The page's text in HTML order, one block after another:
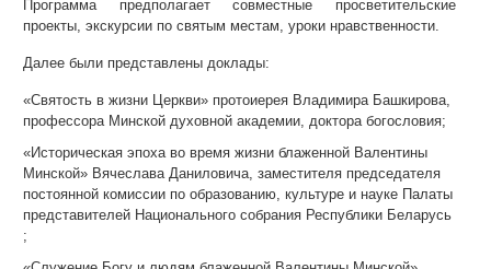
Программа предполагает совместные просветительские
проекты, экскурсии по святым местам, уроки нравственности.
Далее были представлены доклады:
«Святость в жизни Церкви» протоиерея Владимира Башкирова,
профессора Минской духовной академии, доктора богословия;
«Историческая эпоха во время жизни блаженной Валентины
Минской» Вячеслава Даниловича, заместителя председателя
постоянной комиссии по образованию, культуре и науке Палаты
представителей Национального собрания Республики Беларусь
;